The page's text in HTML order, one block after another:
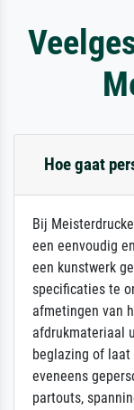
Hoe gaat
Bij
een eenvoudig
een kunstwerk
specificaties te
afmetingen van
afdrukmateriaal
beglazing of laat
eveneens
partouts,